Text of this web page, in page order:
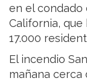
en el condado
California, que
17.000
El incendio
mañana cerca